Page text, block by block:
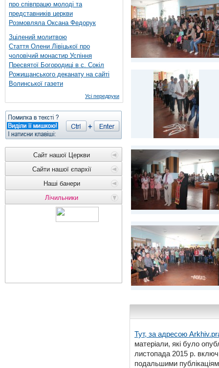
про співпрацю молоді та
представників церкви
Розмовляла Оксана Федорук
Зцілений молитвою
Стаття Олени Лівіцької про
чоловічий монастир Успіння
Пресвятої Богородиці в с. Сокіл
Рожищанського деканату на сайті
Волинської газети
Усі передруки
Сайт нашої Церкви
Сайти нашої єпархії
Наші банери
Лічильники
Тут, за адресою
матеріали, які було
листопада 2015 р.
подальшими